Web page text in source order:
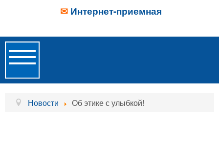
✉ Интернет-приемная
Toggle
Navigation
ГлавнаяНовости Об этике с улыбкой!